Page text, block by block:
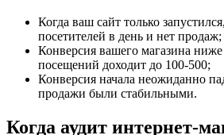
Когда ваш сайт только
посетителей в день и нет продаж;
Конверсия вашего магазина ниже
посещений доходит до 100-500;
Конверсия начала неожиданно
продажи были стабильными.
Когда аудит интернет-